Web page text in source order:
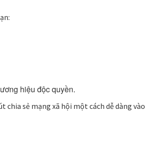
hiệu độc quyền.
sẻ mạng xã hội một cách dễ dàng vào